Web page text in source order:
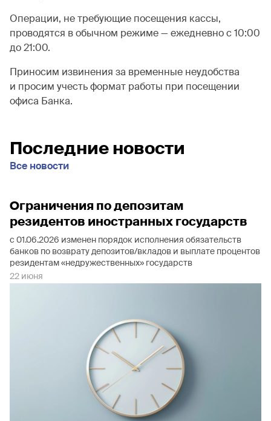
Операции, не требующие посещения кассы,
проводятся в обычном режиме — ежедневно с 10:00
до 21:00.
Приносим извинения за временные неудобства
и просим учесть формат работы при посещении
офиса Банка.
Последние новости
Все новости
Ограничения по депозитам
резидентов иностранных государств
с 01.06.2026 изменен порядок исполнения обязательств
банков по возврату депозитов/вкладов и выплате процентов
резидентам «недружественных» государств
22 июня